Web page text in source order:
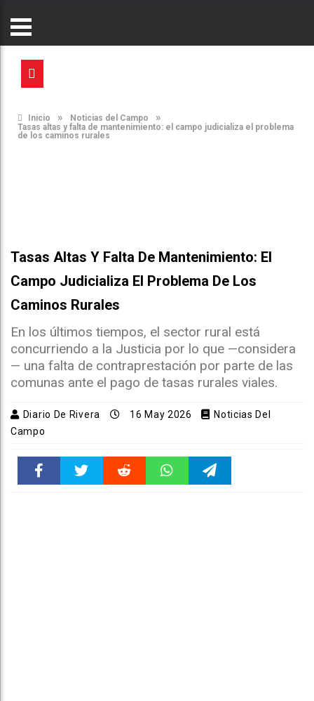
Inicio » Noticias del Campo »
Tasas altas y falta de mantenimiento: el campo judicializa el problema
de los caminos rurales
Tasas Altas Y Falta De Mantenimiento: El
Campo Judicializa El Problema De Los
Caminos Rurales
En los últimos tiempos, el sector rural está
concurriendo a la Justicia por lo que —considera
— una falta de contraprestación por parte de las
comunas ante el pago de tasas rurales viales.
Diario De Rivera 16 May 2026
Noticias Del
Campo